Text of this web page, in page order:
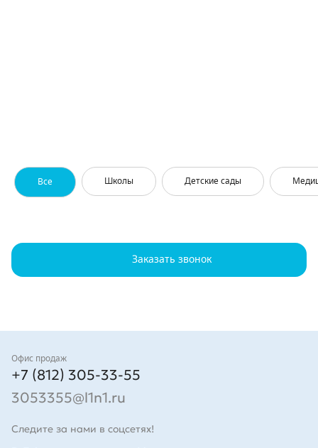
Все Школы Детские сады
Заказать звонок
Контакты
Офис продаж
+7 (812) 305-33-55
3053355@l1n1.ru
Следите за нами в соцсетях!